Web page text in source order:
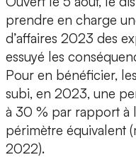
prendre en charge
d’affaires 2023 des
essuyé les
Pour en bénéficier,
subi, en 2023, une
à 30 % par rapport à
périmètre équivalent
2022).